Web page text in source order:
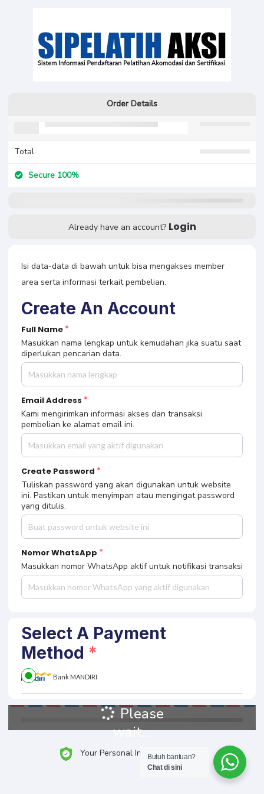
Order Details
Total
Secure 100%
Already have an account? Login
Isi data-data di bawah untuk bisa mengakses member
area serta informasi terkait pembelian.
Create An Account
Full Name
Masukkan nama lengkap untuk kemudahan jika suatu saat
diperlukan pencarian data.
Email Address
Kami mengirimkan informasi akses dan transaksi
pembelian ke alamat email ini.
Create Password
Tuliskan password yang akan digunakan untuk website
ini. Pastikan untuk menyimpan atau mengingat password
yang ditulis.
Nomor WhatsApp
Masukkan nomor WhatsApp aktif untuk notifikasi transaksi
Select A Payment
Method
Bank MANDIRI
Please
wait...
Your Personal Information is Safe
Butuh bantuan?
Chat di sini